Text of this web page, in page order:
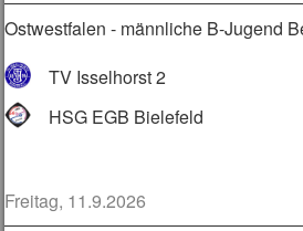
Ostwestfalen - männliche B-Jugend
TV Isselhorst 2
HSG EGB Bielefeld
Freitag, 11.9.2026